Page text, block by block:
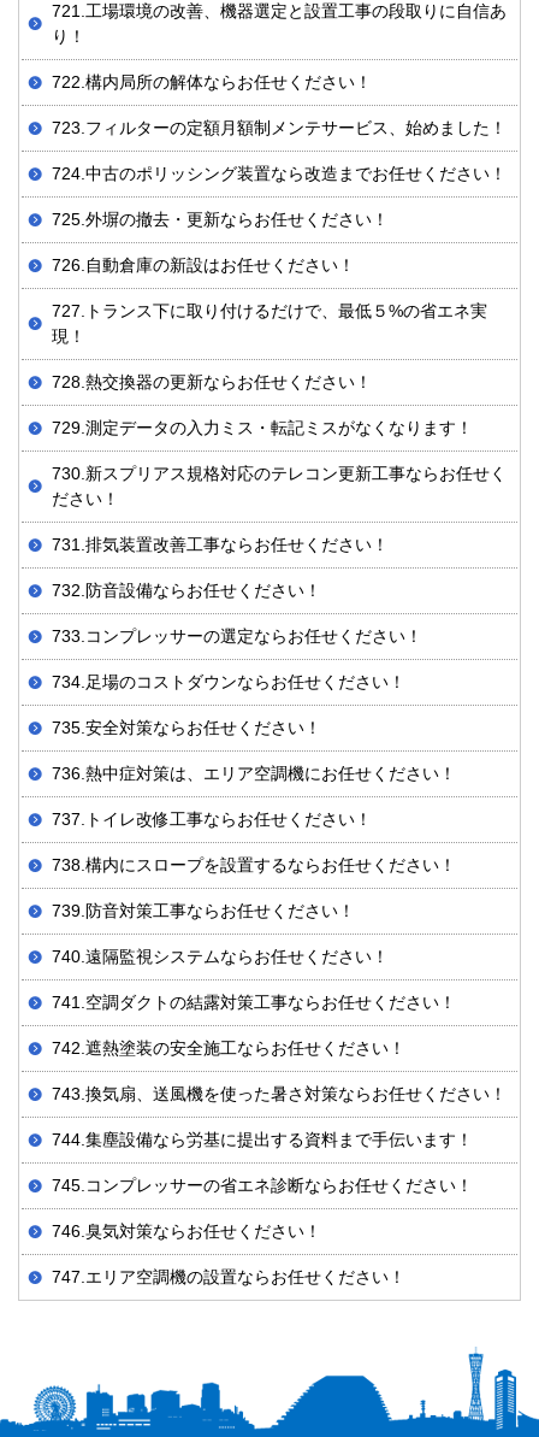
721.工場環境の改善、機器選定と設置工事の段取りに自信あ
り！
722.構内局所の解体ならお任せください！
723.フィルターの定額月額制メンテサービス、始めました！
724.中古のポリッシング装置なら改造までお任せください！
725.外塀の撤去・更新ならお任せください！
726.自動倉庫の新設はお任せください！
727.トランス下に取り付けるだけで、最低５%の省エネ実
現！
728.熱交換器の更新ならお任せください！
729.測定データの入力ミス・転記ミスがなくなります！
730.新スプリアス規格対応のテレコン更新工事ならお任せく
ださい！
731. 排気装置改善工事ならお任せください！
732.防音設備ならお任せください！
733.コンプレッサーの選定ならお任せください！
734.足場のコストダウンならお任せください！
735.安全対策ならお任せください！
736.熱中症対策は、エリア空調機にお任せください！
737.トイレ改修工事ならお任せください！
738.構内にスロープを設置するならお任せください！
739.防音対策工事ならお任せください！
740.遠隔監視システムならお任せください！
741.空調ダクトの結露対策工事ならお任せください！
742.遮熱塗装の安全施工ならお任せください！
743.換気扇、送風機を使った暑さ対策ならお任せください！
744.集塵設備なら労基に提出する資料まで手伝います！
745.コンプレッサーの省エネ診断ならお任せください！
746.臭気対策ならお任せください！
747.エリア空調機の設置ならお任せください！